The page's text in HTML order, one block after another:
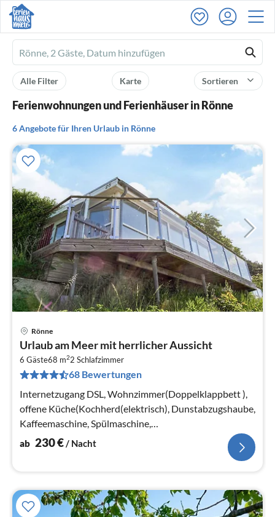
Ferienhausmiete
logo
Sortieren
Karte
Alle Filter
Ferienwohnungen und Ferienhäuser in Rönne
6 Angebote für Ihren Urlaub in Rönne
Rönne
Urlaub am Meer mit herrlicher Aussicht
6 Gäste68 m22 Schlafzimmer
68 Bewertungen
Internetzugang DSL, Wohnzimmer(Doppelklappbett ),
offene Küche(Kochherd(elektrisch), Dunstabzugshaube,
Kaffeemaschine, Spülmaschine,
Kühl-/Gefrierkombination, Trockner, Waschmaschi...
ab 230€/ Nacht